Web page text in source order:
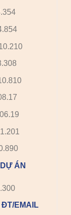
ÁN
EMAIL